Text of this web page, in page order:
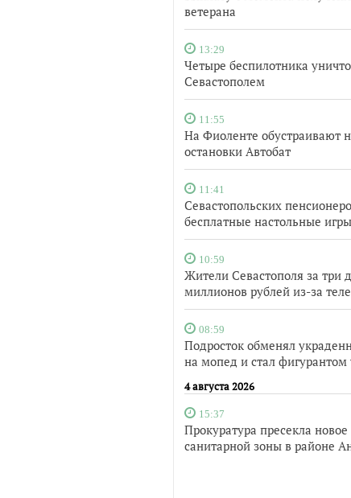
ветерана
13:29
Четыре беспилотника
Севастополем
11:55
На Фиоленте обустраивают
остановки Автобат
11:41
Севастопольских
бесплатные настольные игры
10:59
Жители Севастополя за три
миллионов рублей из-за
08:59
Подросток обменял
на мопед и стал фигурантом
4 августа 2026
15:37
Прокуратура пресекла
санитарной зоны в районе